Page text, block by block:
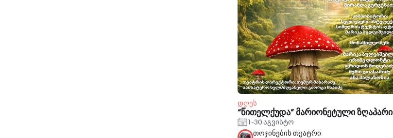
დღეს
“წითელქუდა” მარიონეტული ზღაპარი
1-30 აგვისტო
თოჯინების თეატრი